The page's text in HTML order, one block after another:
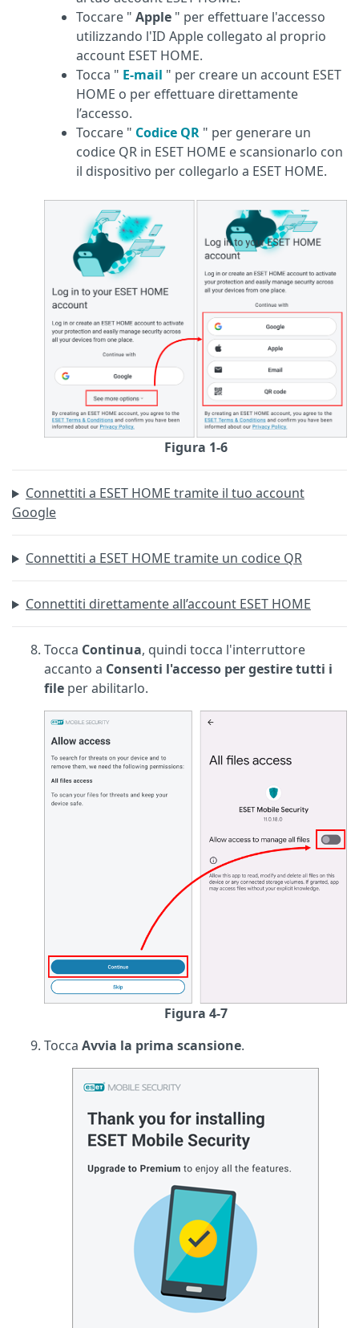
Toccare " Apple " per effettuare l'accesso
utilizzando l'ID Apple collegato al proprio
account ESET HOME.
Tocca " E-mail " per creare un account ESET
HOME o per effettuare direttamente
l’accesso.
Toccare " Codice QR " per generare un
codice QR in ESET HOME e scansionarlo con
il dispositivo per collegarlo a ESET HOME.
Figura 1-6
Connettiti a ESET HOME tramite il tuo account
Google
Connettiti a ESET HOME tramite un codice QR
Connettiti direttamente all’account ESET HOME
Tocca Continua, quindi tocca l'interruttore
accanto a Consenti l'accesso per gestire tutti i
file per abilitarlo.
Figura 4-7
Tocca Avvia la prima scansione.